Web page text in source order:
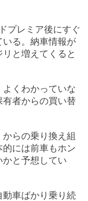
プレミア後にすぐ
る。納車情報が
と増えてくると
くわかっていな
有者からの買い替
らの乗り換え組
には前車もホン
と予想してい
車ばかり乗り続